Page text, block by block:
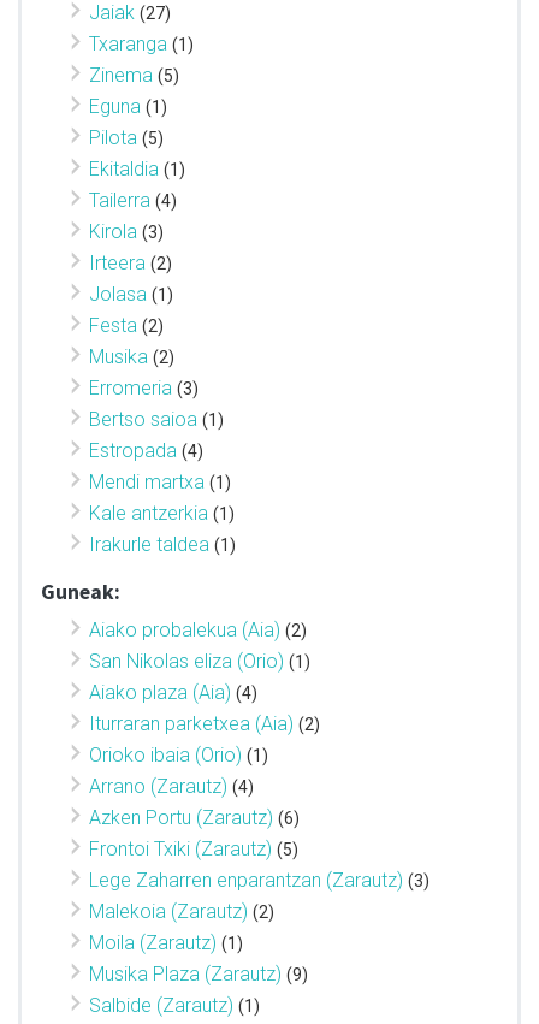
Jaiak (27)
Txaranga (1)
Zinema (5)
Eguna (1)
Pilota (5)
Ekitaldia (1)
Tailerra (4)
Kirola (3)
Irteera (2)
Jolasa (1)
Festa (2)
Musika (2)
Erromeria (3)
Bertso saioa (1)
Estropada (4)
Mendi martxa (1)
Kale antzerkia (1)
Irakurle taldea (1)
Guneak:
Aiako probalekua (Aia) (2)
San Nikolas eliza (Orio) (1)
Aiako plaza (Aia) (4)
Iturraran parketxea (Aia) (2)
Orioko ibaia (Orio) (1)
Arrano (Zarautz) (4)
Azken Portu (Zarautz) (6)
Frontoi Txiki (Zarautz) (5)
Lege Zaharren enparantzan (Zarautz) (3)
Malekoia (Zarautz) (2)
Moila (Zarautz) (1)
Musika Plaza (Zarautz) (9)
Salbide (Zarautz) (1)